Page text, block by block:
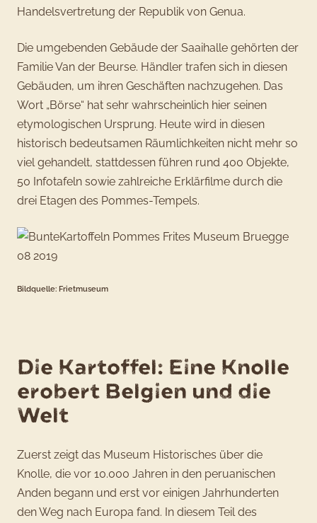
Handelsvertretung der Republik von Genua.
Die umgebenden Gebäude der Saaihalle gehörten der
Familie Van der Beurse. Händler trafen sich in diesen
Gebäuden, um ihren Geschäften nachzugehen. Das
Wort „Börse“ hat sehr wahrscheinlich hier seinen
etymologischen Ursprung. Heute wird in diesen
historisch bedeutsamen Räumlichkeiten nicht mehr so
viel gehandelt, stattdessen führen rund 400 Objekte,
50 Infotafeln sowie zahlreiche Erklärfilme durch die
drei Etagen des Pommes-Tempels.
Bildquelle: Frietmuseum
Die Kartoffel: Eine Knolle
erobert Belgien und die
Welt
Zuerst zeigt das Museum Historisches über die
Knolle, die vor 10.000 Jahren in den peruanischen
Anden begann und erst vor einigen Jahrhunderten
den Weg nach Europa fand. In diesem Teil des